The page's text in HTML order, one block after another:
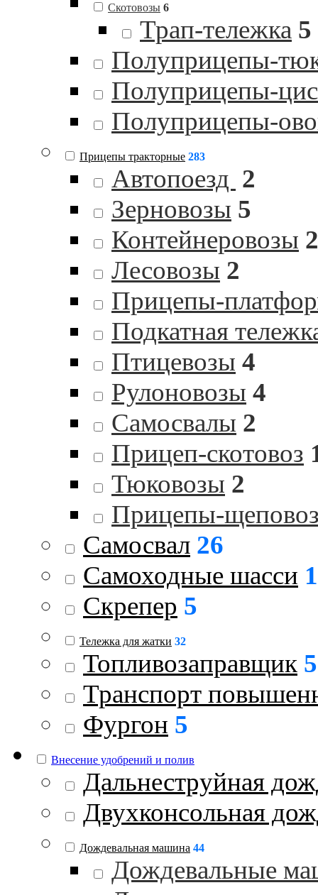
Скотовозы 6
Трап-тележка 5
Полуприцепы-
Полуприцепы-
Полуприцепы-
Прицепы тракторные 283
Автопоезд 2
Зерновозы 5
Контейнеровозы 2
Лесовозы 2
Прицепы-
Подкатная
Птицевозы 4
Рулоновозы 4
Самосвалы 2
Прицеп-скотовоз
Тюковозы 2
Прицепы-
Самосвал 26
Самоходные шасси
Скрепер 5
Тележка для жатки 32
Топливозаправщик 5
Транспорт
Фургон 5
Внесение удобрений и полив
Дальнеструйная
Двухконсольная
Дождевальная машина 44
Дождевальные